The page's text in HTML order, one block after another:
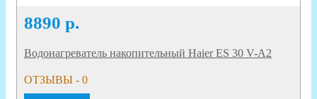
8890 р.
Водонагреватель накопительный Haier ES 30 V-A2
ОТЗЫВЫ - 0